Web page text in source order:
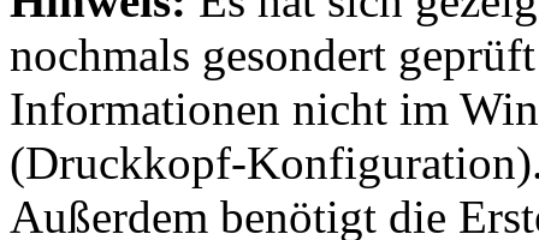
nochmals gesondert
Informationen nicht im
(Druckkopf-
Außerdem benötigt die